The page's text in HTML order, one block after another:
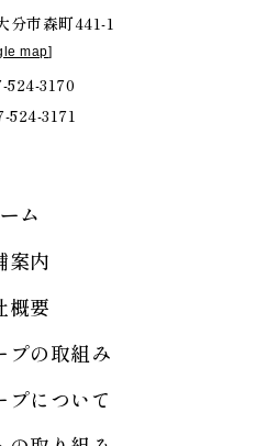
分市森町441-1
map]
3170
524-3171
ム
案内
概要
プの取組み
プについて